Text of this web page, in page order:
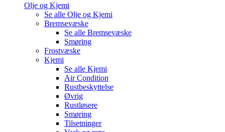
Olje og Kjemi
Se alle Olje og Kjemi
Bremsevæske
Se alle Bremsevæske
Smøring
Frostvæske
Kjemi
Se alle Kjemi
Air Condition
Rustbeskyttelse
Øvrig
Rustløsere
Smøring
Tilsetninger